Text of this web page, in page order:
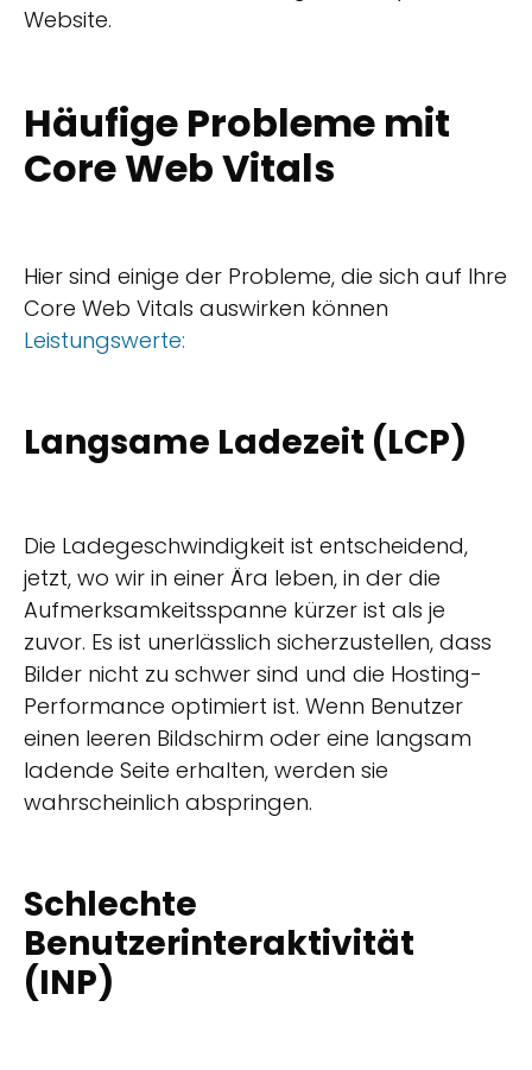
Website.
Häufige Probleme mit
Core Web Vitals
Hier sind einige der Probleme, die sich auf Ihre
Core Web Vitals auswirken können
Leistungswerte:
Langsame Ladezeit (LCP)
Die Ladegeschwindigkeit ist entscheidend,
jetzt, wo wir in einer Ära leben, in der die
Aufmerksamkeitsspanne kürzer ist als je
zuvor. Es ist unerlässlich sicherzustellen, dass
Bilder nicht zu schwer sind und die Hosting-
Performance optimiert ist. Wenn Benutzer
einen leeren Bildschirm oder eine langsam
ladende Seite erhalten, werden sie
wahrscheinlich abspringen.
Schlechte
Benutzerinteraktivität
(INP)